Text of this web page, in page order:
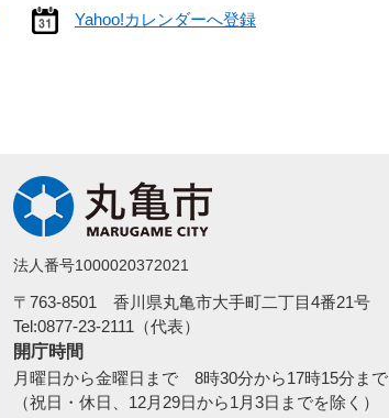
Yahoo!カレンダーへ登録
法人番号1000020372021
〒763-8501 香川県丸亀市大手町二丁目4番21号
Tel:0877-23-2111（代表）
開庁時間
月曜日から金曜日まで 8時30分から17時15分まで
（祝日・休日、12月29日から1月3日までを除く）